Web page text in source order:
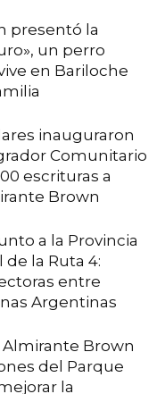
presentó la
un perro
en Bariloche
inauguraron
Comunitario
escrituras a
Brown
a la Provincia
la Ruta 4:
entre
Argentinas
Brown
del Parque
la